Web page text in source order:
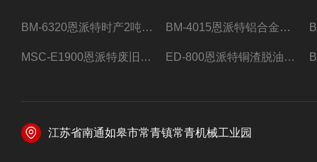
BM-6320恩派特时产2吨合金钢屑压饼机 BM-4015恩派特铝合金屑压饼机 脱油效果好
MSC-E1900恩派特废旧锂电池极片破碎处理设备 ED-800恩派特铜渣脱油机废铜屑铝屑甩油机
江苏省南通如皋市常青镇常青机械工业园